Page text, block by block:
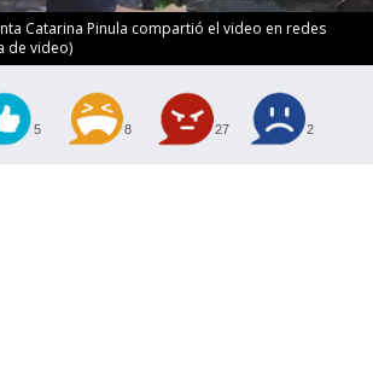
Catarina Pinula compartió el video en redes
de video)
5 8 27 2